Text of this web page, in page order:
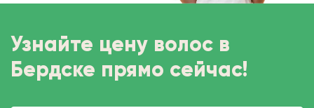
Узнайте цену волос в
Бердске прямо сейчас!